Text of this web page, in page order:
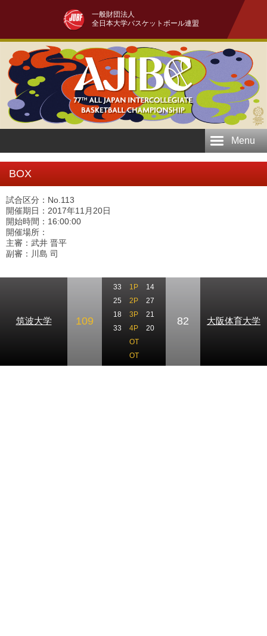
一般財団法人
全日本大学バスケットボール連盟
Menu
BOX
試合区分：No.113
開催期日：2017年11月20日
開始時間：16:00:00
開催場所：
主審：武井 晋平
副審：川島 司
筑波大学 109
33 1P
14
25
2P
27
18
3P
21
33
4P
20
OT
OT
82 大阪体育大学